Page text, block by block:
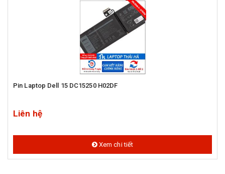
Pin Laptop Dell 15 DC15250 H02DF
Liên hệ
Xem chi tiết